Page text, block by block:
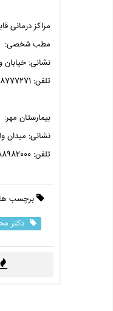
مراکز درمانی
مطب شخصی:
نشانی: خیابان
تلفن: 88777271
بیمارستان مهر:
نشانی: میدان
تلفن: 88982000
برچسب
دکتر